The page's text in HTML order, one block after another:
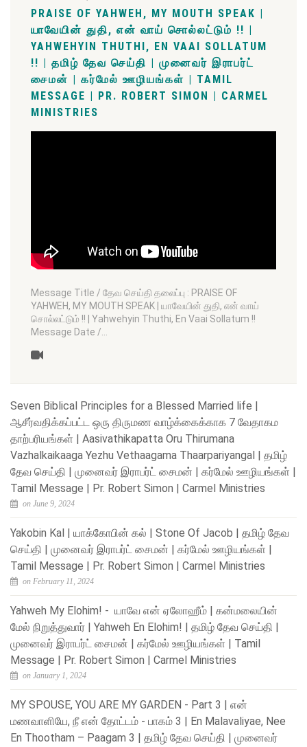
PRAISE OF YAHWEH, MY MOUTH SPEAK |
யாவேயின் துதி, என் வாய் சொல்லட்டும் !! |
YAHWEHYIN THUTHI, EN VAAI SOLLATUM
!! | தமிழ் தேவ செய்தி | முனைவர் இராபர்ட்
சைமன் | கர்மேல் ஊழியங்கள் | TAMIL
MESSAGE | PR. ROBERT SIMON | CARMEL
MINISTRIES
Message Title / தேவ செய்தி தலைப்பு : PRAISE OF
YAHWEH, MY MOUTH SPEAK | யாவேயின் துதி, என் வாய்
சொல்லட்டும் !! | Yahwehyin Thuthi, En Vaai Sollatum !!
Message Date /…
Seven Biblical Principles for a Blessed Married life |
ஆசீர்வதிக்கப்பட்ட ஒரு திருமண வாழ்க்கைக்காக 7 வேதாகம
தாற்பரியங்கள் | Aasivathikapatta Oru Thirumana
Vazhalkaikaaga Yezhu Vethaagama Thaarpariyangal | தமிழ்
தேவ செய்தி | முனைவர் இராபர்ட் சைமன் | கர்மேல் ஊழியங்கள் |
Tamil Message | Pr. Robert Simon | Carmel Ministries
on June 9, 2024
Yakobin Kal | யாக்கோபின் கல் | Stone Of Jacob | தமிழ் தேவ
செய்தி | முனைவர் இராபர்ட் சைமன் | கர்மேல் ஊழியங்கள் |
Tamil Message | Pr. Robert Simon | Carmel Ministries
on February 11, 2024
Yahweh My Elohim! - யாவே என் ஏலோஹீம் | கன்மலையின்
மேல் நிறுத்துவார் | Yahweh En Elohim! | தமிழ் தேவ செய்தி |
முனைவர் இராபர்ட் சைமன் | கர்மேல் ஊழியங்கள் | Tamil
Message | Pr. Robert Simon | Carmel Ministries
on January 1, 2024
MY SPOUSE, YOU ARE MY GARDEN - Part 3 | என்
மணவாளியே, நீ என் தோட்டம் - பாகம் 3 | En Malavaliyae, Nee
En Thootham – Paagam 3 | தமிழ் தேவ செய்தி | முனைவர்